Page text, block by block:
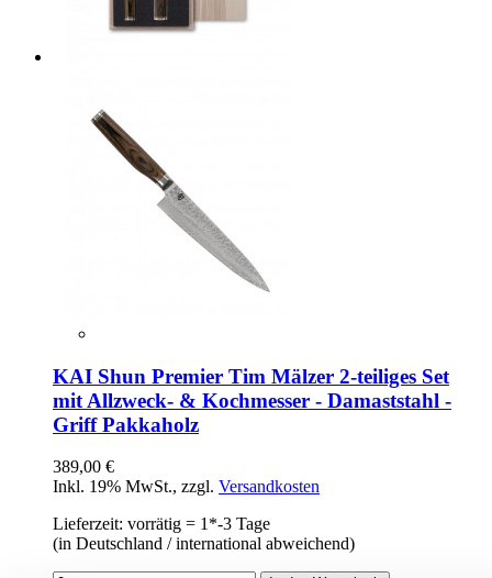
KAI Shun Premier Tim Mälzer 2-teiliges Set
mit Allzweck- & Kochmesser - Damaststahl -
Griff Pakkaholz
389,00 €
Inkl. 19% MwSt., zzgl. Versandkosten
Lieferzeit: vorrätig = 1*-3 Tage
(in Deutschland / international abweichend)